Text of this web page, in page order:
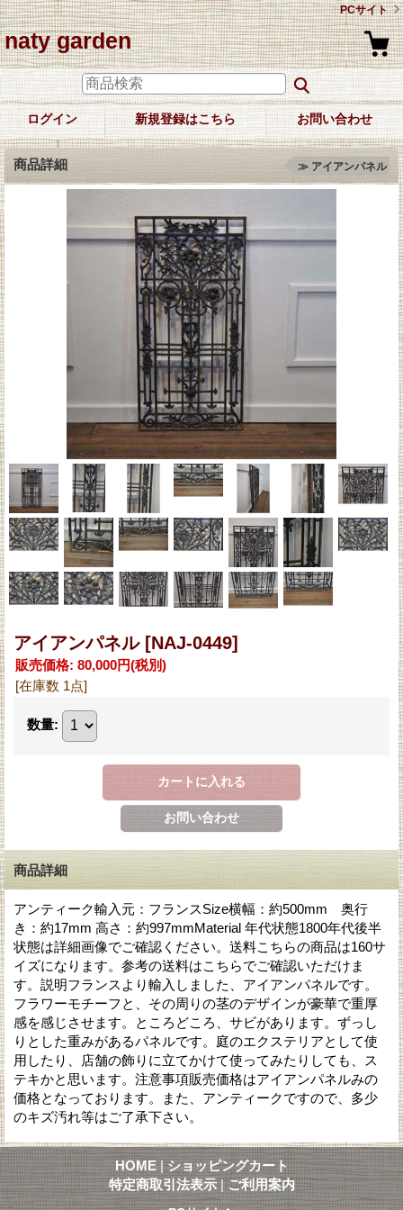
PCサイト
naty garden
ログイン 新規登録はこちら お問い合わせ
商品詳細 ≫ アイアンパネル
アイアンパネル [NAJ-0449]
販売価格: 80,000円(税別)
[在庫数 1点]
数量:
商品詳細
アンティーク輸入元：フランスSize横幅：約500mm 奥行
き：約17mm 高さ：約997mmMaterial 年代状態1800年代後半
状態は詳細画像でご確認ください。送料こちらの商品は160サ
イズになります。参考の送料はこちらでご確認いただけま
す。説明フランスより輸入しました、アイアンパネルです。
フラワーモチーフと、その周りの茎のデザインが豪華で重厚
感を感じさせます。ところどころ、サビがあります。ずっし
りとした重みがあるパネルです。庭のエクステリアとして使
用したり、店舗の飾りに立てかけて使ってみたりしても、ス
テキかと思います。注意事項販売価格はアイアンパネルみの
価格となっております。また、アンティークですので、多少
のキズ汚れ等はご了承下さい。
HOME | ショッピングカート
特定商取引法表示 | ご利用案内